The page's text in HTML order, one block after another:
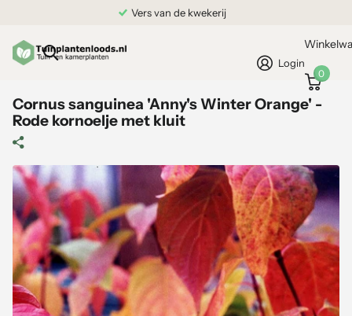
Vers van de kwekerij
Login
0
Cornus sanguinea 'Anny's Winter Orange' -
Rode kornoelje met kluit